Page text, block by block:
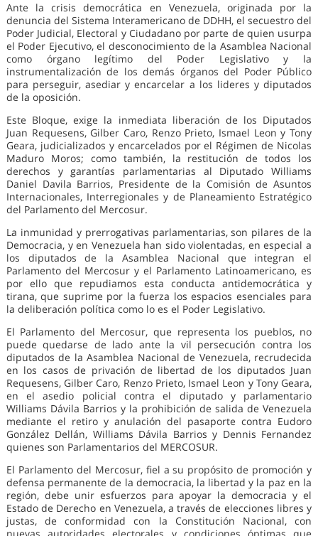
Ante la crisis democrática en Venezuela, originada por la
denuncia del Sistema Interamericano de DDHH, el secuestro del
Poder Judicial, Electoral y Ciudadano por parte de quien usurpa
el Poder Ejecutivo, el desconocimiento de la Asamblea Nacional
como órgano legítimo del Poder Legislativo y la
instrumentalización de los demás órganos del Poder Público
para perseguir, asediar y encarcelar a los lideres y diputados
de la oposición.
Este Bloque, exige la inmediata liberación de los Diputados
Juan Requesens, Gilber Caro, Renzo Prieto, Ismael Leon y Tony
Geara, judicializados y encarcelados por el Régimen de Nicolas
Maduro Moros; como también, la restitución de todos los
derechos y garantías parlamentarias al Diputado Williams
Daniel Davila Barrios, Presidente de la Comisión de Asuntos
Internacionales, Interregionales y de Planeamiento Estratégico
del Parlamento del Mercosur.
La inmunidad y prerrogativas parlamentarias, son pilares de la
Democracia, y en Venezuela han sido violentadas, en especial a
los diputados de la Asamblea Nacional que integran el
Parlamento del Mercosur y el Parlamento Latinoamericano, es
por ello que repudiamos esta conducta antidemocrática y
tirana, que suprime por la fuerza los espacios esenciales para
la deliberación política como lo es el Poder Legislativo.
El Parlamento del Mercosur, que representa los pueblos, no
puede quedarse de lado ante la vil persecución contra los
diputados de la Asamblea Nacional de Venezuela, recrudecida
en los casos de privación de libertad de los diputados Juan
Requesens, Gilber Caro, Renzo Prieto, Ismael Leon y Tony Geara,
en el asedio policial contra el diputado y parlamentario
Williams Dávila Barrios y la prohibición de salida de Venezuela
mediante el retiro y anulación del pasaporte contra Eudoro
González Dellán, Williams Dávila Barrios y Dennis Fernandez
quienes son Parlamentarios del MERCOSUR.
El Parlamento del Mercosur, fiel a su propósito de promoción y
defensa permanente de la democracia, la libertad y la paz en la
región, debe unir esfuerzos para apoyar la democracia y el
Estado de Derecho en Venezuela, a través de elecciones libres y
justas, de conformidad con la Constitución Nacional, con